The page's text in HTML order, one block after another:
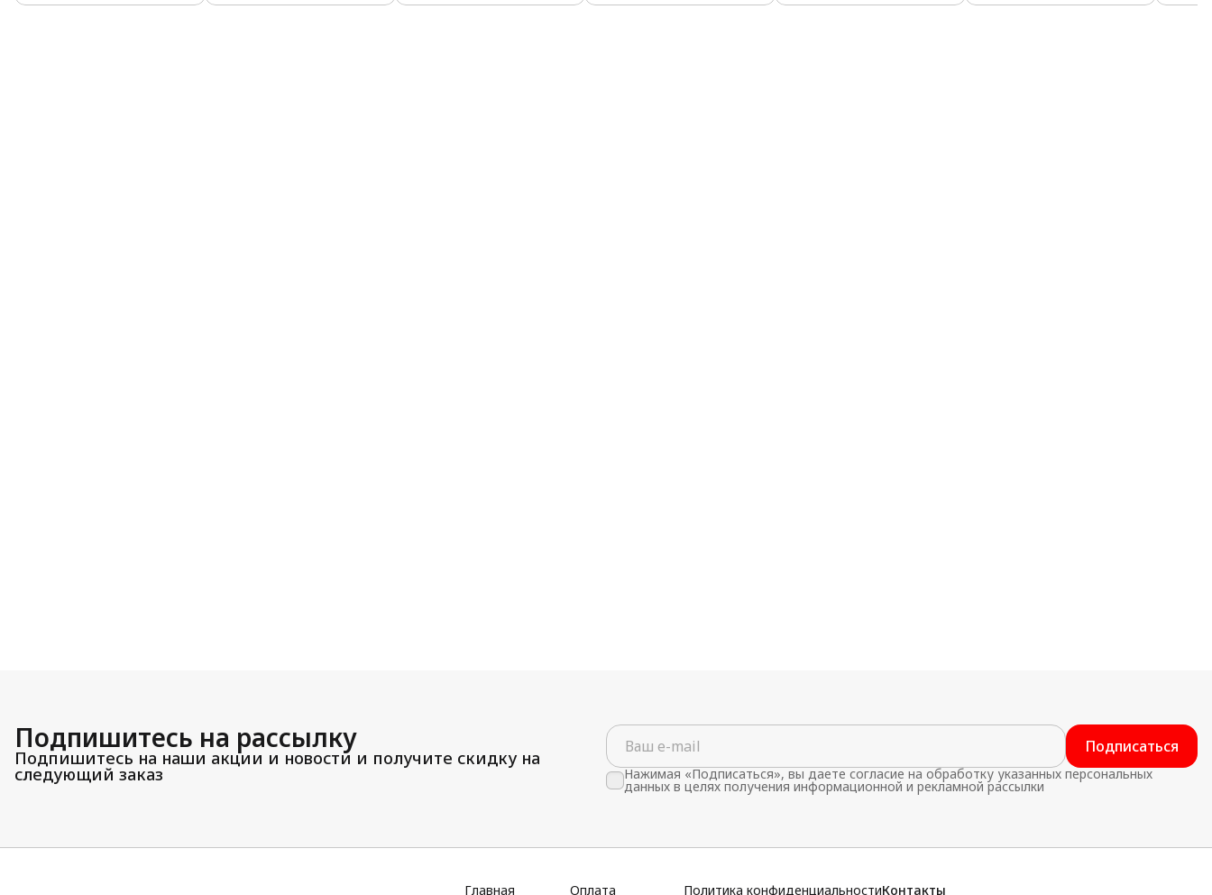
Подпишитесь на рассылку
Подпишитесь на наши акции и новости и получите скидку на
следующий заказ
Подписаться
Нажимая «Подписаться», вы даете согласие на обработку указанных персональных
данных в целях получения информационной и рекламной рассылки
Главная Оплата Политика конфиденциальностиКонтакты